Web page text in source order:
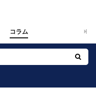
コラム